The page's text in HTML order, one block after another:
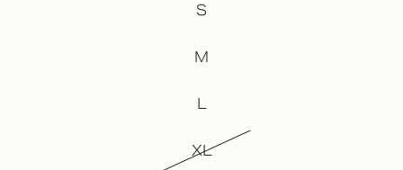
S
M
L
XL